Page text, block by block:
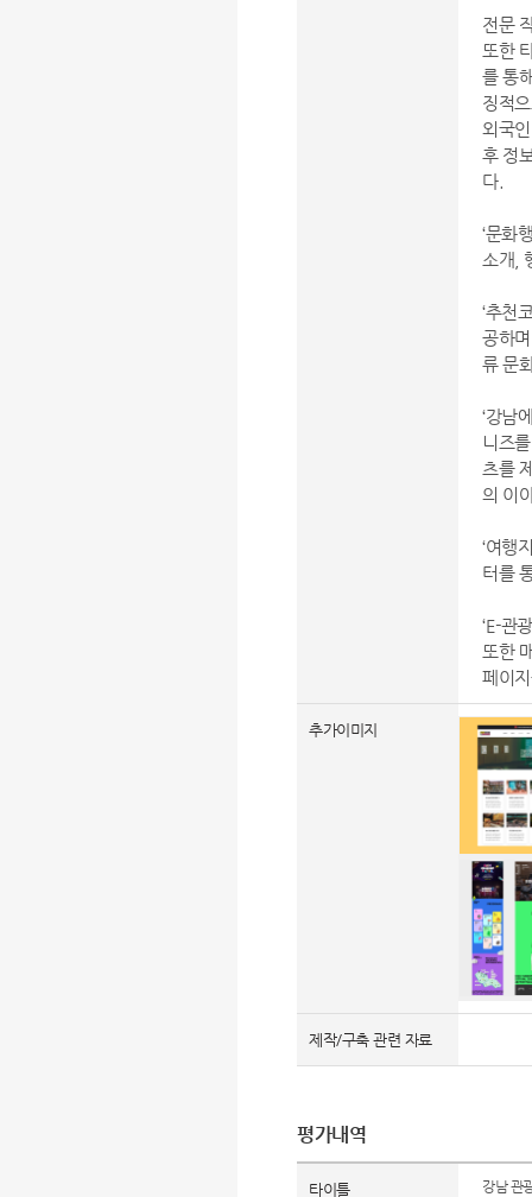
전문
또한
를 통
징적
외국
후 정
다.
‘문화
소개,
‘추천
공하
류 문
‘강남
니즈
츠를
의 이
‘여행
터를
‘E-관
또한
페이
추가이미지
제작/구축 관련 자료